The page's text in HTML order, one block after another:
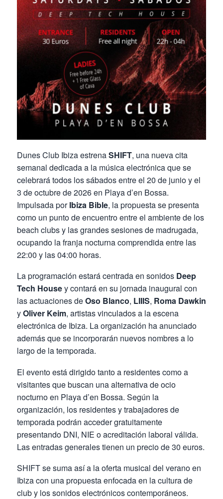
Dunes Club Ibiza estrenaSHIFT, una nueva cita
semanal dedicada a la música electrónica que se
celebrará todos los sábados entre el 20 de junio y el
3 de octubre de 2026 en Playa d’en Bossa.
Impulsada porIbiza Bible, la propuesta se presenta
como un punto de encuentro entre el ambiente de los
beach clubs y las grandes sesiones de madrugada,
ocupando la franja nocturna comprendida entre las
22:00 y las 04:00 horas.
La programación estará centrada en sonidos Deep
Tech Housey contará en su jornada inaugural con
las actuaciones deOso Blanco, LIIIS, Roma Dawkin
yOliver Keim, artistas vinculados a la escena
electrónica de Ibiza. La organización ha anunciado
además que se incorporarán nuevos nombres a lo
largo de la temporada.
El evento está dirigido tanto a residentes como a
visitantes que buscan una alternativa de ocio
nocturno en Playa d’en Bossa. Según la
organización, los residentes y trabajadores de
temporada podrán acceder gratuitamente
presentando DNI, NIE o acreditación laboral válida.
Las entradas generales tienen un precio de 30 euros.
SHIFT se suma así a la oferta musical del verano en
Ibiza con una propuesta enfocada en la cultura de
club y los sonidos electrónicos contemporáneos.